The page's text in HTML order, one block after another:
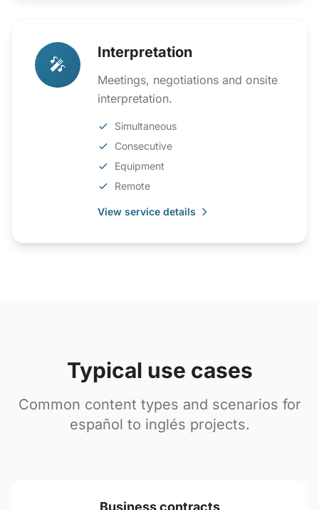
🎤
Interpretation
Meetings, negotiations and onsite
interpretation.
Simultaneous
Consecutive
Equipment
Remote
View service details
Typical use cases
Common content types and scenarios for
español to inglés projects.
Business contracts